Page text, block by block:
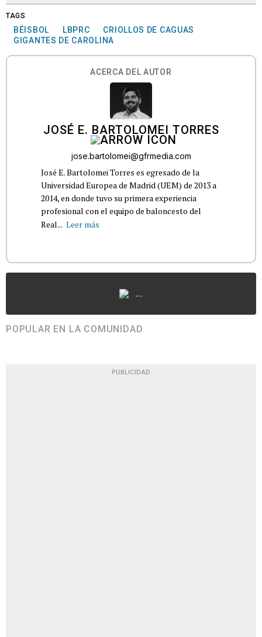
TAGS
BÉISBOL LBPRC
CRIOLLOS DE CAGUAS
GIGANTES DE CAROLINA
ACERCA DEL AUTOR
JOSÉ E. BARTOLOMEI TORRES
jose.bartolomei@gfrmedia.com
José E. Bartolomei Torres es egresado de la
Universidad Europea de Madrid (UEM) de 2013 a
2014, en donde tuvo su primera experiencia
profesional con el equipo de baloncesto del
Real... Leer más
...
POPULAR EN LA COMUNIDAD
PUBLICIDAD